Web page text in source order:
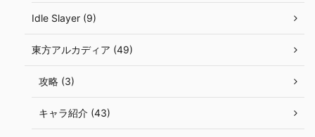
Idle Slayer (9)
東方アルカディア (49)
攻略 (3)
キャラ紹介 (43)